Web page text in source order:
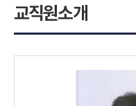
교직원소개